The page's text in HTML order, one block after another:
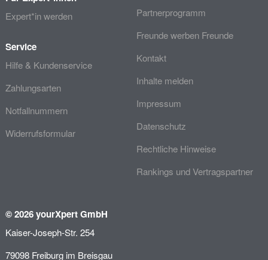
Expert*in werden
Service
Hilfe & Kundenservice
Zahlungsarten
Notfallnummern
Widerrufsformular
Partnerprogramm
Freunde werben Freunde
Kontakt
Inhalte melden
Impressum
Datenschutz
Rechtliche Hinweise
Rankings und Vertragspartner
© 2026 yourXpert GmbH
Kaiser-Joseph-Str. 254
79098 Freiburg im Breisgau